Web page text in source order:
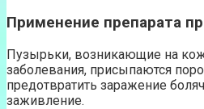
Применение препарата
Пузырьки, возникающие на
заболевания, присыпаются
предотвратить заражение
заживление.